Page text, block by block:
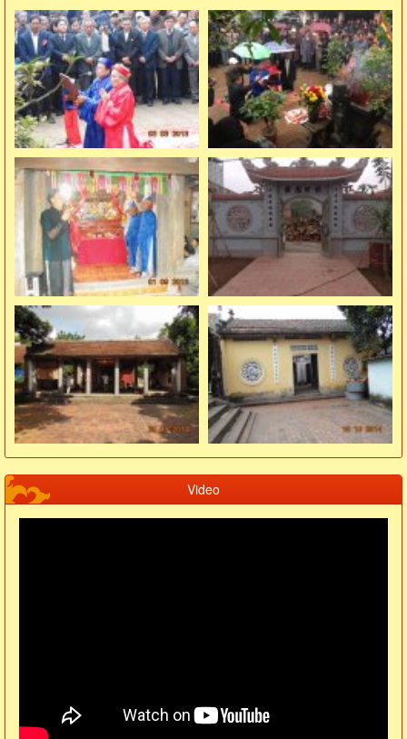
Video